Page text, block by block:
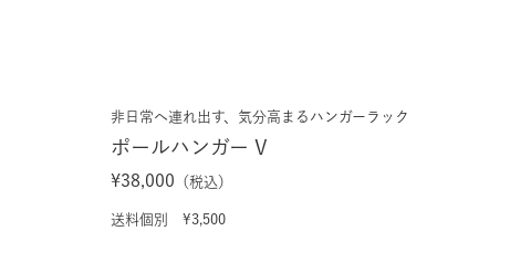
非日常へ連れ出す、気分高まるハンガーラック
ポールハンガー V
¥38,000 （税込）
送料個別 ¥3,500